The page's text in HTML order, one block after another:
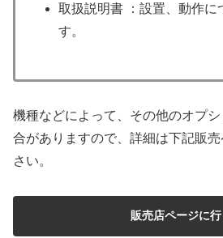
取扱説明書 ：設置、動作に
す。
機種などによって、その他のオプ
合がありますので、詳細は下記販
さい。
販売店ページに行